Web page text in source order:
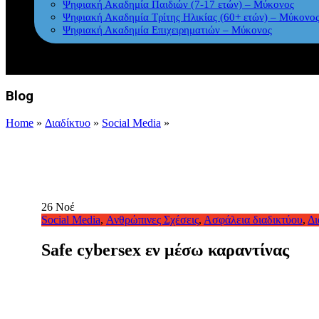
Ψηφιακή Ακαδημία Παιδιών (7-17 ετών) – Μύκονος
Ψηφιακή Ακαδημία Τρίτης Ηλικίας (60+ ετών) – Μύκονος
Ψηφιακή Ακαδημία Επιχειρηματιών – Μύκονος
Blog
Home » Διαδίκτυο » Social Media »
26 Νοέ
Social Media, Ανθρώπινες Σχέσεις, Ασφάλεια διαδικτύου,
Safe cybersex εν μέσω καραντίνας